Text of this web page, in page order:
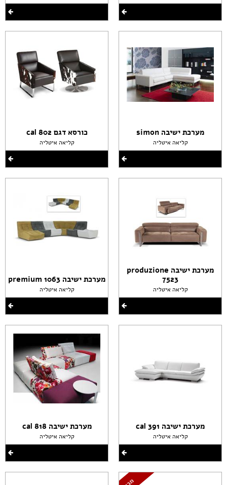
מערכת ישיבה simon
קליאה איטליה
מערכת ישיבה produzione
7523
קליאה איטליה
מערכת ישיבה cal 391
קליאה איטליה
כורסא דגם cal 802
קליאה איטליה
מערכת ישיבה premium 1063
קליאה איטליה
מערכת ישיבה cal 818
קליאה איטליה